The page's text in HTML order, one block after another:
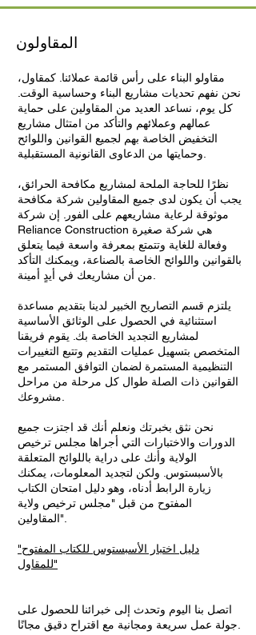
المقاولون
مقاولو البناء على رأس قائمة عملائنا. كمقاول،
نحن نفهم تحديات مشاريع البناء وحساسية الوقت.
كل يوم، نساعد العديد من المقاولين على حماية
عمالهم وعملائهم والتأكد من امتثال مشاريع
التخفيض الخاصة بهم لجميع القوانين واللوائح
نظرًا للحاجة الملحة لمشاريع مكافحة الحرائق،
يجب أن يكون لدى جميع المقاولين شركة مكافحة
موثوقة لرعاية مشاريعهم على الفور. إن شركة
Reliance Construction هي شركة صغيرة
وفعالة للغاية وتتمتع بمعرفة واسعة فيما يتعلق
بالقوانين واللوائح الخاصة بالصناعة، ويمكنك التأكد
يلتزم قسم التصاريح الخبير لدينا بتقديم مساعدة
استثنائية في الحصول على الوثائق الأساسية
لمشاريع التجديد الخاصة بك. يقوم فريقنا
المتخصص بتسهيل عمليات التقديم وتتبع التغييرات
التنظيمية المستمرة لضمان التوافق المستمر مع
القوانين ذات الصلة طوال كل مرحلة من مراحل
نحن نثق بخبرتك ونعلم أنك قد اجتزت جميع
الدورات والاختبارات التي أجراها مجلس ترخيص
الولاية وأنك على دراية باللوائح المتعلقة
بالأسبستوس. ولكن لتجديد المعلومات، يمكنك
زيارة الرابط أدناه، وهو دليل امتحان الكتاب
المفتوح من قبل "مجلس ترخيص ولاية
المقاولين".
"دليل اختبار الأسبستوس للكتاب المفتوح
للمقاول"
اتصل بنا اليوم وتحدث إلى خبرائنا للحصول على